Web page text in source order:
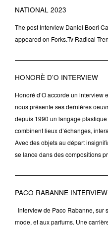
NATIONAL 2023
The post Interview Daniel Boeri
appeared on Forks.Tv Radical
HONORÈ D’O INTERVIEW
Honoré d’O accorde un interview
nous présente ses dernières
depuis 1990 un langage
combinent lieux d’échanges,
Avec des objets au départ
se lance dans des compositions
PACO RABANNE INTERVIEW
Interview de Paco Rabanne, sur
mode, et aux parfums. Une